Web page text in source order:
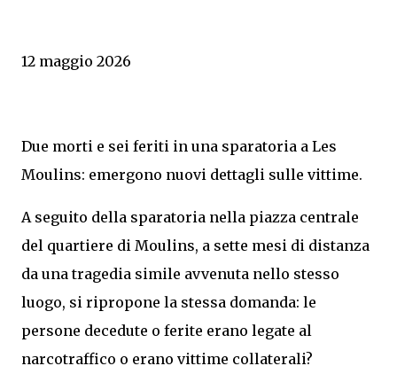
12 maggio 2026
Due morti e sei feriti in una sparatoria a Les
Moulins: emergono nuovi dettagli sulle vittime.
A seguito della sparatoria nella piazza centrale
del quartiere di Moulins, a sette mesi di distanza
da una tragedia simile avvenuta nello stesso
luogo, si ripropone la stessa domanda: le
persone decedute o ferite erano legate al
narcotraffico o erano vittime collaterali?